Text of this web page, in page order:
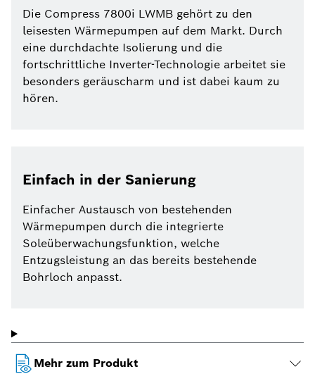
Die Compress 7800i LWMB gehört zu den
leisesten Wärmepumpen auf dem Markt. Durch
eine durchdachte Isolierung und die
fortschrittliche Inverter-Technologie arbeitet sie
besonders geräuscharm und ist dabei kaum zu
hören.
Einfach in der Sanierung
Einfacher Austausch von bestehenden
Wärmepumpen durch die integrierte
Soleüberwachungsfunktion, welche
Entzugsleistung an das bereits bestehende
Bohrloch anpasst.
Mehr zum Produkt